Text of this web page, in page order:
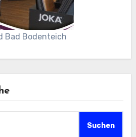
Bad Bodenteich